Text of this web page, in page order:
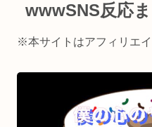
wwwSNS反応
※本サイトはアフィリエ